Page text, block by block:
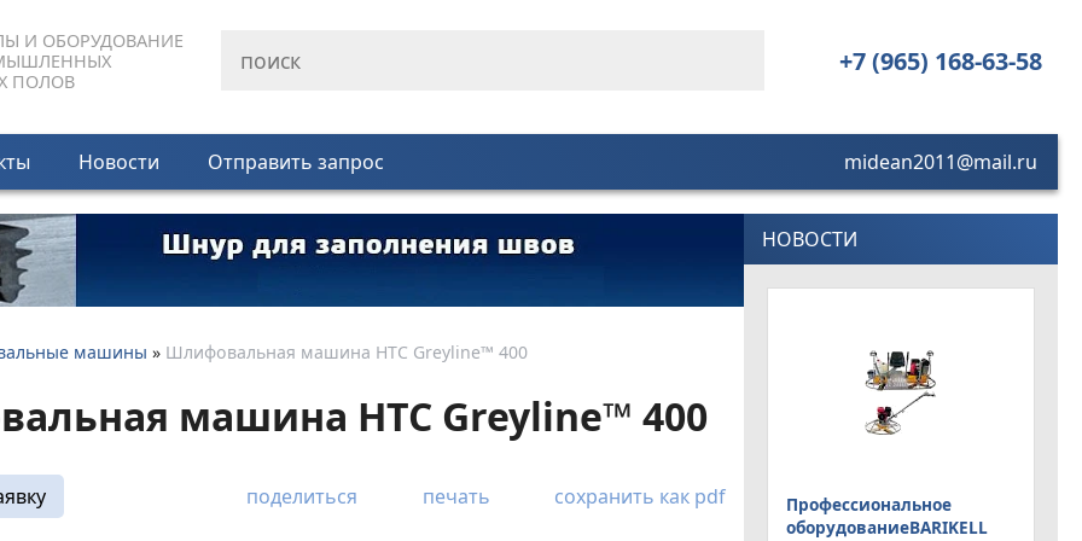
И ОБОРУДОВАНИЕ
ПОЛОВ
+7 (965) 168-63-58
Новости Отправить запрос midean2011@mail.ru
машины » Шлифовальная машина HTC Greyline™ 400
машина HTC Greyline™ 400
поделиться печать сохранить как pdf
НОВОСТИ
Профессиональное
оборудованиеBARIKELL